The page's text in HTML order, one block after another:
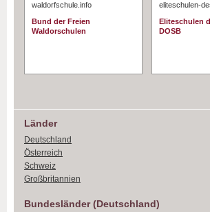
waldorfschule.info
Bund der Freien
Waldorschulen
eliteschulen-
Eliteschulen
DOSB
Länder
Deutschland
Österreich
Schweiz
Großbritannien
Bundesländer (Deutschland)